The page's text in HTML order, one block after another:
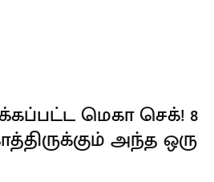
மெகா செக்! 8
அந்த ஒரு